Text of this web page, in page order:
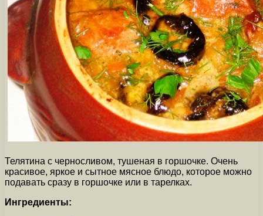
Телятина с черносливом, тушеная в горшочке. Очень
красивое, яркое и сытное мясное блюдо, которое можно
подавать сразу в горшочке или в тарелках.
Ингредиенты: